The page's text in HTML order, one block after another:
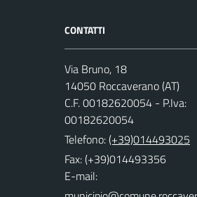
CONTATTI
Via Bruno, 18
14050 Roccaverano (AT)
C.F. 00182620054 - P.Iva:
00182620054
Telefono:(+39)014493025
Fax: (+39)014493356
E-mail: